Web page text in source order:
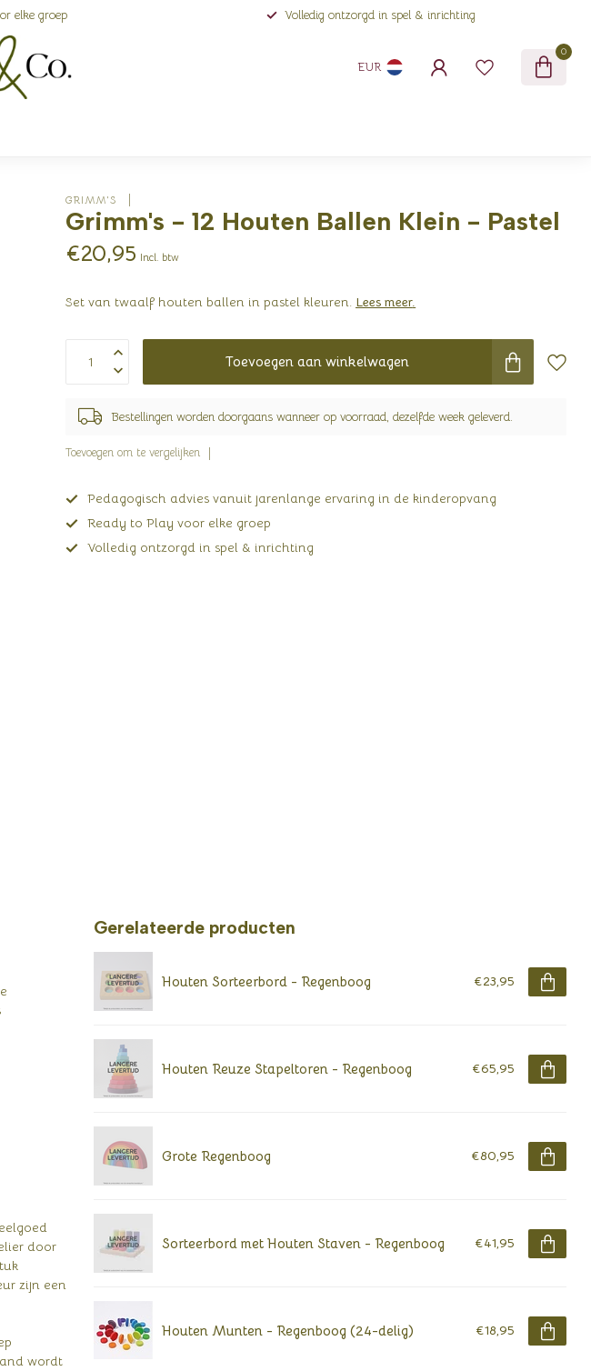
elke groep Volledig ontzorgd in spel & inrichting
EUR
0
GRIMM'S
Grimm's - 12 Houten Ballen Klein - Pastel
€20,95 Incl. btw
Set van twaalf houten ballen in pastel kleuren. Lees meer.
Toevoegen aan winkelwagen
Bestellingen worden doorgaans wanneer op voorraad, dezelfde week geleverd.
Toevoegen om te vergelijken
Pedagogisch advies vanuit jarenlange ervaring in de kinderopvang
Ready to Play voor elke groep
Volledig ontzorgd in spel & inrichting
door
zijn een
wordt
Gerelateerde producten
Houten Sorteerbord - Regenboog €23,95
Houten Reuze Stapeltoren - Regenboog €65,95
Grote Regenboog €80,95
Sorteerbord met Houten Staven - Regenboog €41,95
Houten Munten - Regenboog (24-delig) €18,95